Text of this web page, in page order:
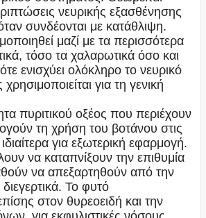
νευρικής εξασθένησης
συνδέονται με κατάθλιψη.
μαζί με τα περισσότερα
τόσο τα χαλαρωτικά όσο και
ενισχύει ολόκληρο το νευρικό
για τη γενική
πυριτικού οξέος που περιέχουν
τη χρήση του βοτάνου στις
για εξωτερική εφαρμογή.
να καταπνίξουν την επιθυμία
να απεξαρτηθούν από την
διεγερτικά. Το φυτό
στον θυρεοειδή και την